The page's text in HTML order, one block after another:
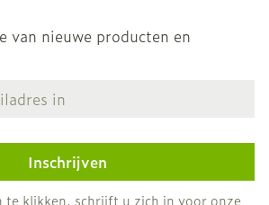
van nieuwe producten en
Inschrijven
te klikken, schrijft u zich in voor onze